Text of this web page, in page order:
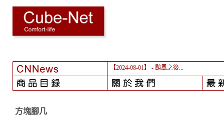
【2024-08-01】 - 颱風之後...
方塊腳几